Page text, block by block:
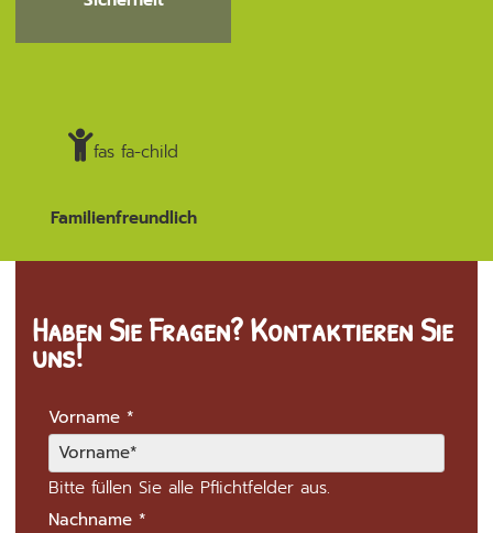
fas fa-child
Familienfreundlich
Haben Sie Fragen? Kontaktieren Sie
uns!
Vorname *
Bitte füllen Sie alle Pflichtfelder aus.
Nachname *